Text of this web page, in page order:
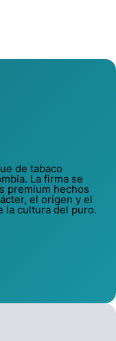
de tabaco
La firma se
premium hechos
el origen y el
la cultura del puro.